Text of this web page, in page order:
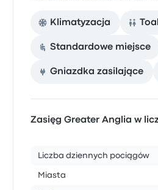
Klimatyzacja
Standardowe miejsce
Gniazdka zasilające
Zasięg Greater Anglia w
Liczba dziennych pociągów
Miasta